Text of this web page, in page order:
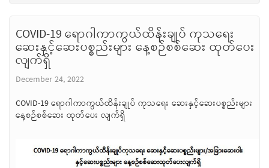
COVID-19 ရောဂါကာကွယ်ထိန်းချုပ် ကုသရေး
ဆေးနှင့်ဆေးပစ္စည်းများ နေ့စဉ်စစ်ဆေး ထုတ်ပေး
လျက်ရှိ
December 24, 2022
COVID-19 ရောဂါကာကွယ်ထိန်းချုပ် ကုသရေး ဆေးနှင့်ဆေးပစ္စည်းများ
နေ့စဉ်စစ်ဆေး ထုတ်ပေး လျက်ရှိ